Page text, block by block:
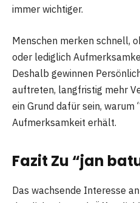
immer wichtiger.
Menschen merken schnell,
oder lediglich
Deshalb gewinnen
auftreten, langfristig mehr
ein Grund dafür sein, warum
Aufmerksamkeit erhält.
Fazit Zu “jan
Das wachsende Interesse